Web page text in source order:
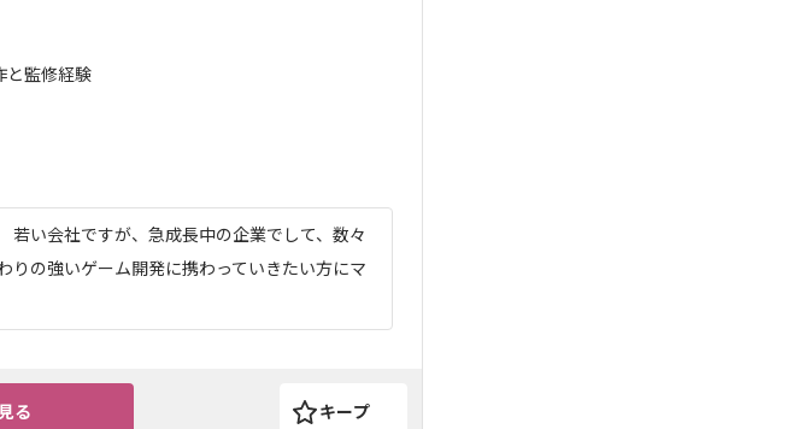
と監修経験
若い会社ですが、急成長中の企業でして、数々
りの強いゲーム開発に携わっていきたい方にマ
る キープ